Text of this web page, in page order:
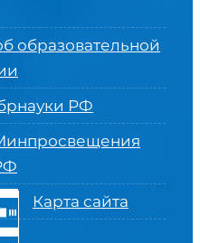
образовательной
РФ
Карта сайта